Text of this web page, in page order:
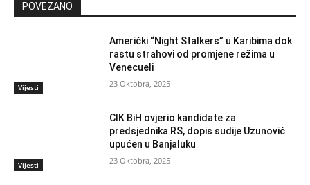
POVEZANO
Vijesti
Američki “Night Stalkers” u Karibima dok
rastu strahovi od promjene režima u
Venecueli
23 Oktobra, 2025
Vijesti
CIK BiH ovjerio kandidate za
predsjednika RS, dopis sudije Uzunović
upućen u Banjaluku
23 Oktobra, 2025